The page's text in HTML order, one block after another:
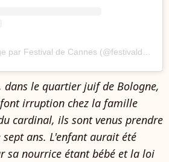
dans le quartier juif de Bologne,
irruption chez la famille
cardinal, ils sont venus prendre
ans. L'enfant aurait été
sa nourrice étant bébé et la loi